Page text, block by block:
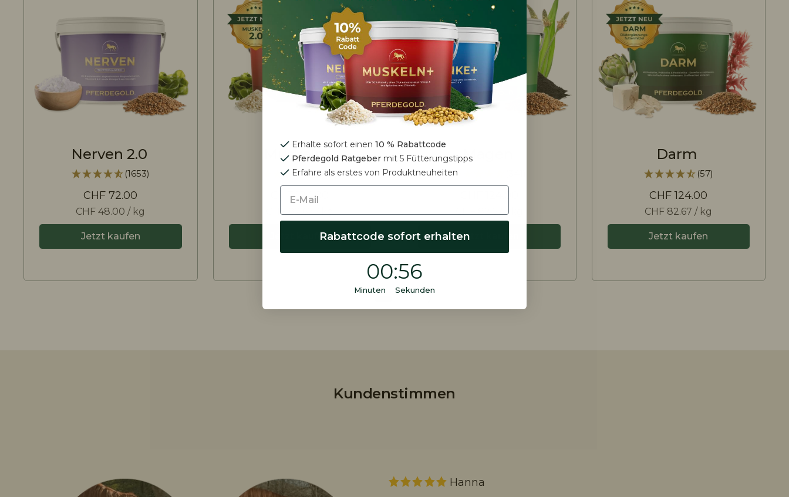
Nerven 2.0
(1653)
CHF 72.00
CHF 48.00 / kg
Jetzt kaufen
Muskeln+
(972)
CHF 124.00
CHF 82.67 / kg
Jetzt kaufen
Magen
CHF 82.67 / kg
Jetzt kaufen
Darm
(57)
CHF 124.00
CHF 82.67 / kg
Jetzt kaufen
Kundenstimmen
Hanna
Erhalte sofort einen 10 % Rabattcode
Pferdegold Ratgeber mit 5 Fütterungstipps
Erfahre als erstes von Produktneuheiten
Rabattcode sofort erhalten
Countdown ends in:
0
00: 54
54
Minuten Sekunden